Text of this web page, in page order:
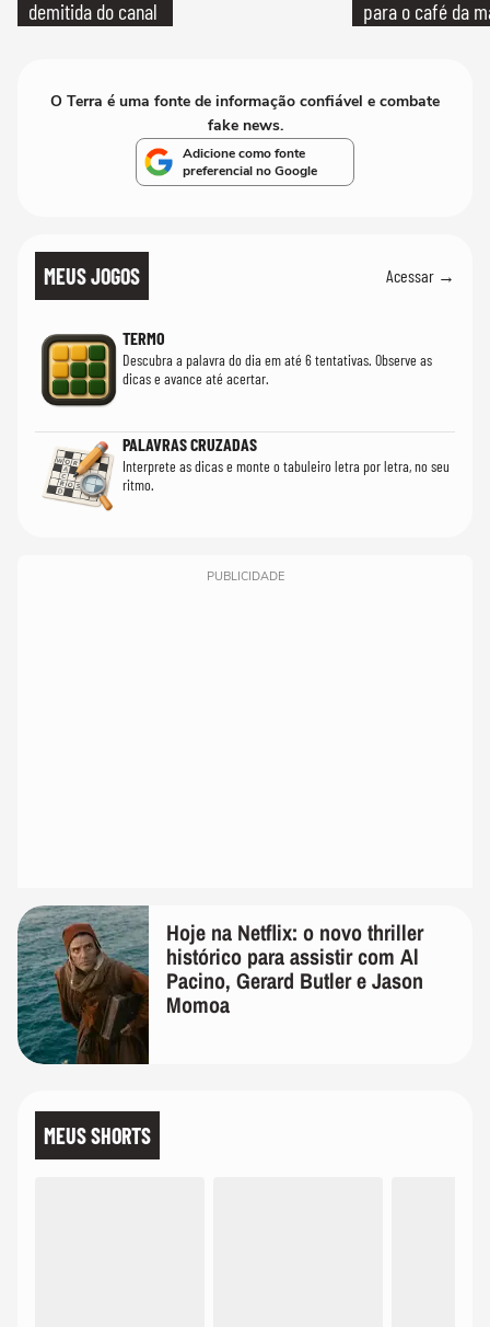
demitida do canal para o café da
O Terra é uma fonte de informação confiável e combate
fake news.
Adicione como fonte
preferencial no Google
MEUS JOGOS Acessar →
TERMO
Descubra a palavra do dia em até 6 tentativas. Observe as
dicas e avance até acertar.
PALAVRAS CRUZADAS
Interprete as dicas e monte o tabuleiro letra por letra, no seu
ritmo.
PUBLICIDADE
Hoje na Netflix: o novo thriller
histórico para assistir com Al
Pacino, Gerard Butler e Jason
Momoa
MEUS SHORTS